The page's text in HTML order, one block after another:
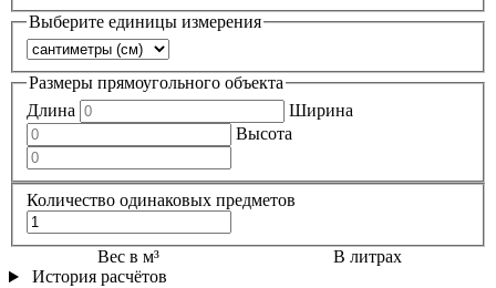
Выберите единицы измерения
Размеры прямоугольного объекта
Длина
Ширина
Высота
Количество одинаковых предметов
Вес в м³
В литрах
История расчётов